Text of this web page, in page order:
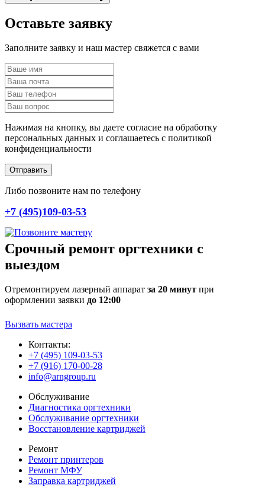
Оставьте заявку
Заполните заявку и наш мастер свяжется с вами
Нажимая на кнопку, вы даете согласие на обработку
персональных данных и соглашаетесь c политикой
конфиденциальности
Отправить
Либо позвоните нам по телефону
+7 (495)109-03-53
Срочный ремонт оргтехники с
выездом
Отремонтируем лазерный аппарат за 20 минут при
оформлении заявки до 12:00
Вызвать мастера
Контакты:
+7 (495) 109-03-53
+7 (916) 170-00-28
info@arngroup.ru
Обслуживание
Диагностика оргтехники
Обслуживание оргтехники
Восстановление картриджей
Ремонт
Ремонт принтеров
Ремонт МФУ
Заправка картриджей